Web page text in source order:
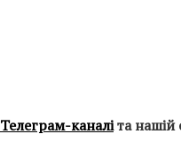
Телеграм-каналіта нашій